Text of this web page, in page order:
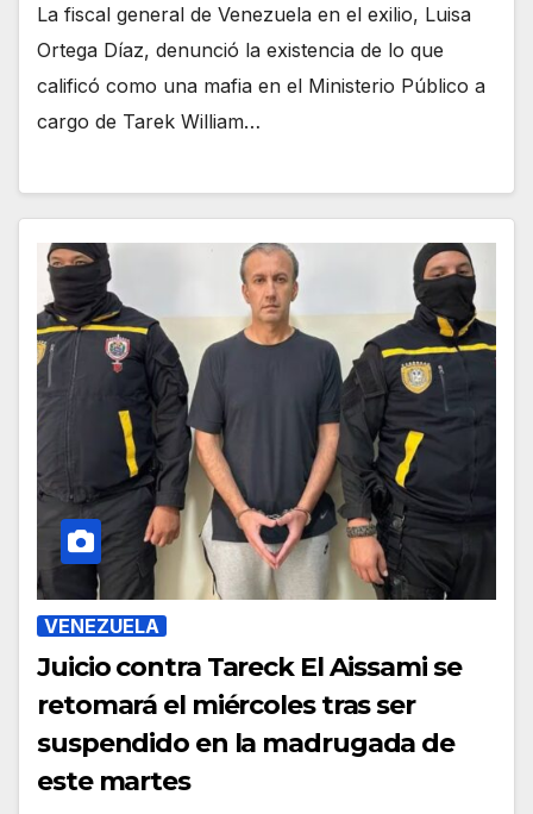
La fiscal general de Venezuela en el exilio, Luisa
Ortega Díaz, denunció la existencia de lo que
calificó como una mafia en el Ministerio Público a
cargo de Tarek William…
VENEZUELA
Juicio contra Tareck El Aissami se
retomará el miércoles tras ser
suspendido en la madrugada de
este martes